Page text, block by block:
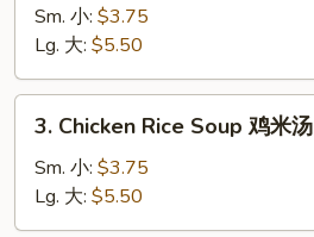
Noodle
Soup
鸡
面
Sm. 小: $3.75
Lg. 大: $5.50
Chicken
Rice
Soup
鸡
3. Chicken Rice Soup 鸡米汤
Sm. 小: $3.75
Lg. 大: $5.50